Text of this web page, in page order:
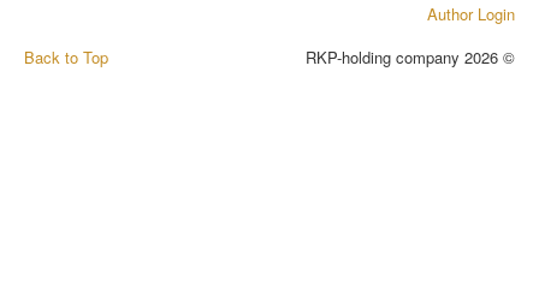
Author Login
Back to Top
© 2026 RKP-holding company